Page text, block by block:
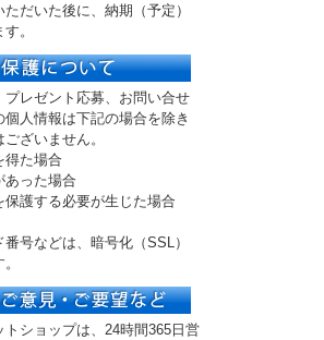
だいた後に、納期（予定）
。
プレゼント応募、お問い合せ
人情報は下記の場合を除き
ざいません。
得た場合
あった場合
保護する必要が生じた場合
号などは、暗号化（SSL）
ショップは、24時間365日営